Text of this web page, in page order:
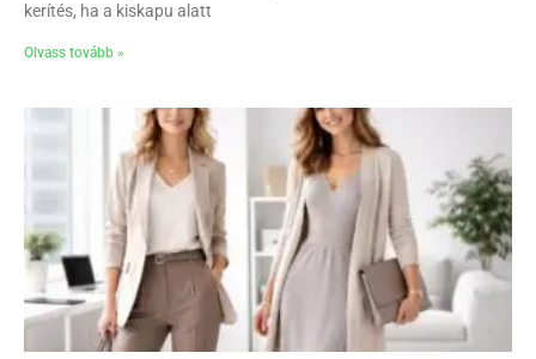
kerítés, ha a kiskapu alatt
Olvass tovább »